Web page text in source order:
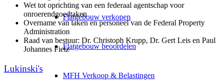
Flatgebouw verkopen
Flatgebouw beoordelen
MFH Verkoop & Belastingen
Wet tot oprichting van een federaal agentschap voor
onroerendgoedtaken
Overname van taken en personeel van de Federal Property
Administration
Raad van bestuur: Dr. Christoph Krupp, Dr. Gert Leis en Paul
Johannes Fietz
Lukinski's